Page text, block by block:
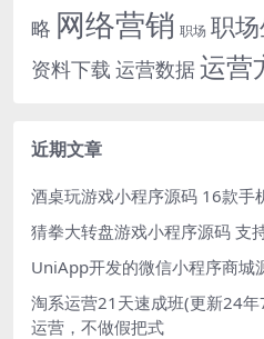
略 网络营销 职场 职
资料下载 运营数据运营
近期文章
酒桌玩游戏小程序源码 16款手
猜拳大转盘游戏小程序源码 支
UniApp开发的微信小程序商城
淘系运营21天速成班(更新24
运营，不做假把式